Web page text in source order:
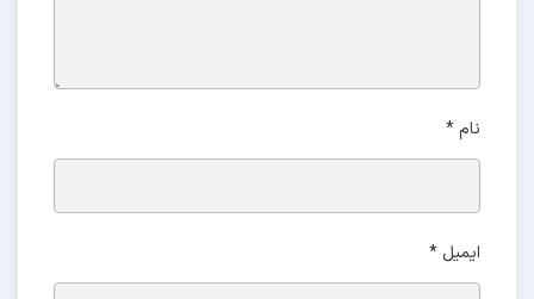
نام*
ایمیل *